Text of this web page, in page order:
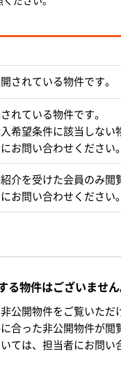
されている物件です。
れている物件です。
希望条件に該当しない
お問い合わせください。
介を受けた会員のみ閲
お問い合わせください。
る物件はございません
公開物件をご覧いただ
合った非公開物件が閲
ては、担当者にお問い